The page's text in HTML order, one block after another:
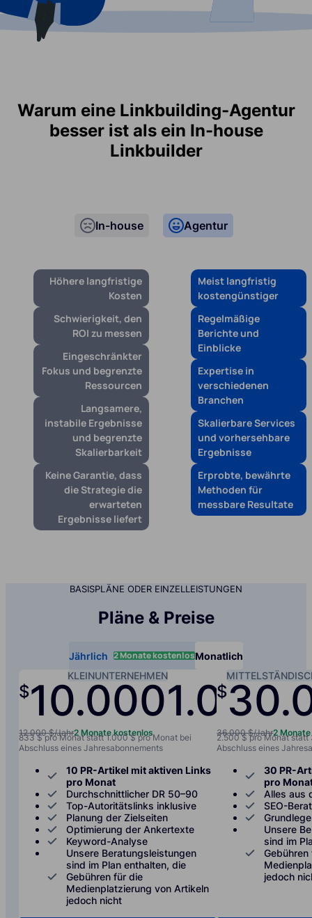
Warum eine Linkbuilding-Agentur
besser ist als ein In-house
Linkbuilder
In-house
Höhere langfristige
Kosten
Schwierigkeit, den
ROI zu messen
Eingeschränkter
Fokus und begrenzte
Ressourcen
Langsamere,
instabile Ergebnisse
und begrenzte
Skalierbarkeit
Keine Garantie, dass
die Strategie die
erwarteten
Ergebnisse liefert
Agentur
Meist langfristig
kostengünstiger
Regelmäßige
Berichte und
Einblicke
Expertise in
verschiedenen
Branchen
Skalierbare Services
und vorhersehbare
Ergebnisse
Erprobte, bewährte
Methoden für
messbare Resultate
BASISPLÄNE ODER EINZELLEISTUNGEN
Pläne & Preise
Jährlich 2 Monate kostenlosMonatlich
KLEINUNTERNEHMEN
$10.0001.000/
12.000 $/Jahr2 Monate kostenlos
833 $ pro Monat statt 1.000 $ pro Monat bei
Abschluss eines Jahresabonnements
10 PR-Artikel mit aktiven Links
pro Monat
Durchschnittlicher DR 50–90
Top-Autoritätslinks inklusive
Planung der Zielseiten
Optimierung der Ankertexte
Keyword-Analyse
Unsere Beratungsleistungen
sind im Plan enthalten, die
Gebühren für die
Medienplatzierung von Artikeln
jedoch nicht
$
36.000 $/Jahr2
2.500 $ pro Monat
Abschluss eines
30 PR-
pro
Alles aus
SEO-
Unsere
sind im
jedoch